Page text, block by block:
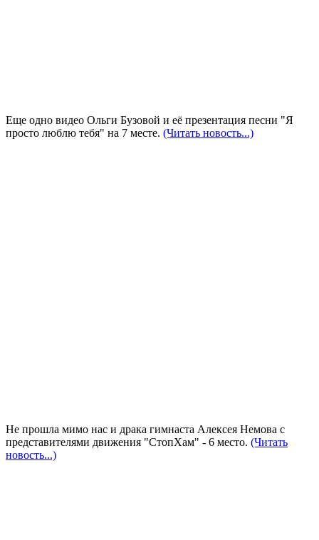
Еще одно видео Ольги Бузовой и её презентация песни "Я
просто люблю тебя" на 7 месте. (Читать новость...)
Не прошла мимо нас и драка гимнаста Алексея Немова с
представителями движения "СтопХам" - 6 место. (Читать
новость...)